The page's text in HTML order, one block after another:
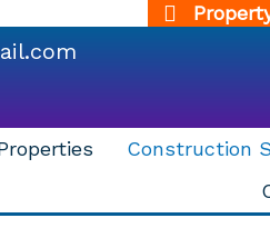
Construction